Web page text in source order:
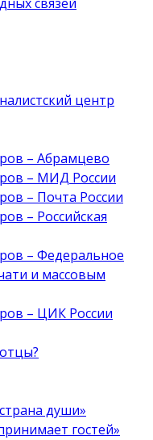
центр
– Абрамцево
– МИД России
– Почта России
– Российская
– Федеральное
и массовым
– ЦИК России
души»
гостей»